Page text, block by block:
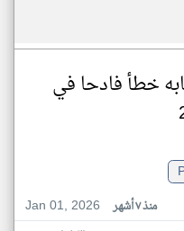
خطأ فادحا في
Jan 01, 2026
منذ ٧ أشهر